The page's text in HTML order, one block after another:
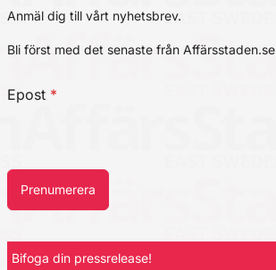
Anmäl dig till vårt nyhetsbrev.
Bli först med det senaste från Affärsstaden.se
Epost *
Prenumerera
Bifoga din pressrelease!